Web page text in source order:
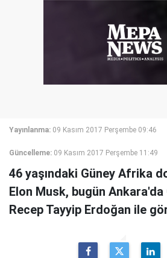
Yayınlanma: 09 Kasım 2017 Perşembe 09:46
Güncelleme: 09 Kasım 2017 Perşembe 11:49
46 yaşındaki Güney Afrika
Elon Musk, bugün Ankara'da
Recep Tayyip Erdoğan ile